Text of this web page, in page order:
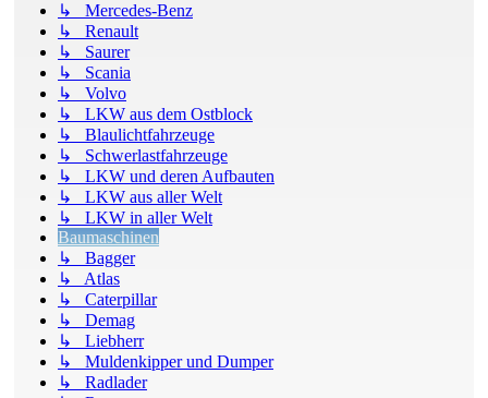
↳ Mercedes-Benz
↳ Renault
↳ Saurer
↳ Scania
↳ Volvo
↳ LKW aus dem Ostblock
↳ Blaulichtfahrzeuge
↳ Schwerlastfahrzeuge
↳ LKW und deren Aufbauten
↳ LKW aus aller Welt
↳ LKW in aller Welt
Baumaschinen
↳ Bagger
↳ Atlas
↳ Caterpillar
↳ Demag
↳ Liebherr
↳ Muldenkipper und Dumper
↳ Radlader